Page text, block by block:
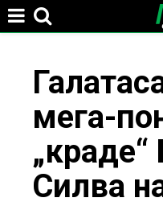
мега-
Силва